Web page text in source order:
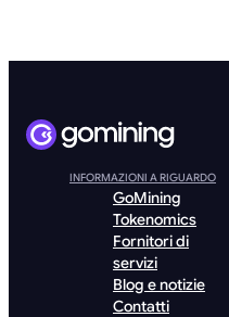
INFORMAZIONI A RIGUARDO
GoMining
Tokenomics
Fornitori di
servizi
Blog e notizie
Contatti